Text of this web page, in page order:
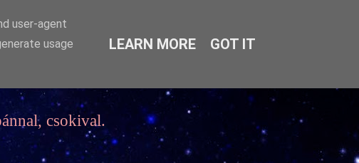
csokival.
user-agent
usage
LEARN MORE GOT IT